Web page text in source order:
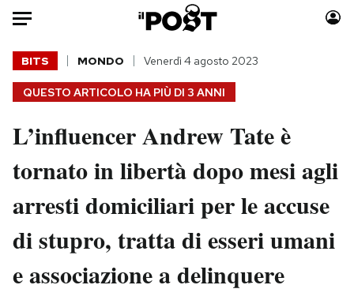
Auto
HOME
Italia
Politica
Tecnologia
Scienza
Cultura
Moda
Consumismi
Storie/Idee
Ok Boomer!
Media
Europa
Altrecose
QUESTO ARTICOLO HA PIÙ DI 3 ANNI
BITS MONDO Venerdì 4 agosto 2023
L’influencer Andrew Tate è
tornato in libertà dopo mesi agli
arresti domiciliari per le accuse
di stupro, tratta di esseri umani
e associazione a delinquere